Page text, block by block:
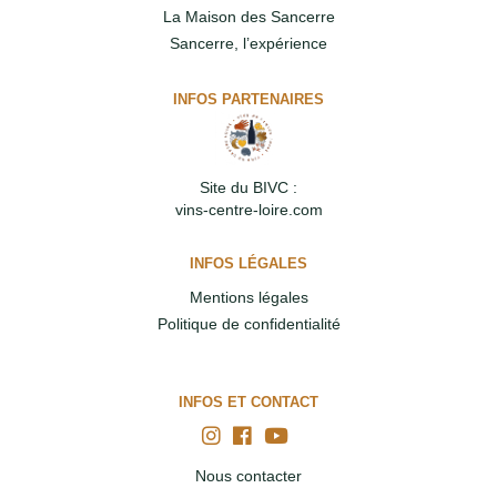
La Maison des Sancerre
Sancerre, l’expérience
INFOS PARTENAIRES
Site du BIVC :
vins-centre-loire.com
INFOS LÉGALES
Mentions légales
Politique de confidentialité
INFOS ET CONTACT
Nous contacter